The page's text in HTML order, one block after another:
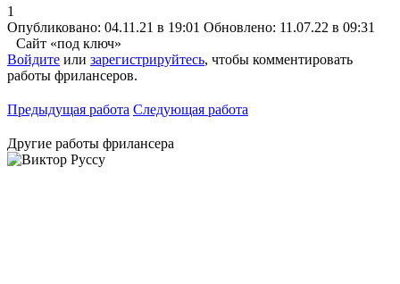
1
Опубликовано: 04.11.21 в 19:01 Обновлено: 11.07.22 в 09:31
Сайт «под ключ»
Войдите или зарегистрируйтесь, чтобы комментировать
работы фрилансеров.
Предыдущая работа Следующая работа
Другие работы фрилансера